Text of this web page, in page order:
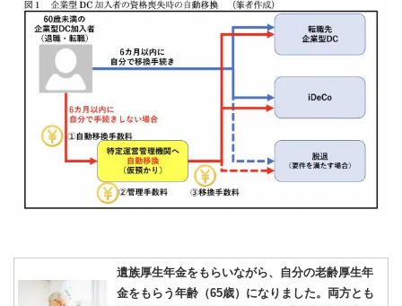
遺族厚生年金をもらいながら、自分の老齢厚生年
金をもらう年齢（65歳）になりました。両方とも